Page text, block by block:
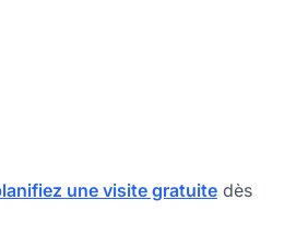
une visite gratuite dès